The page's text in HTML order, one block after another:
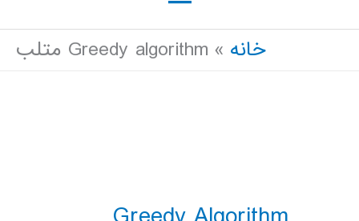
اصلی
خانه Greedy algorithm متلب